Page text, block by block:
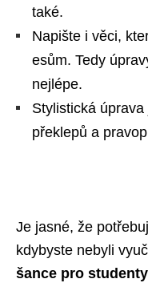
také.
Napište i věci,
esům. Tedy
nejlépe.
Stylistická
překlepů a
Je jasné, že
kdybyste nebyli
šance pro